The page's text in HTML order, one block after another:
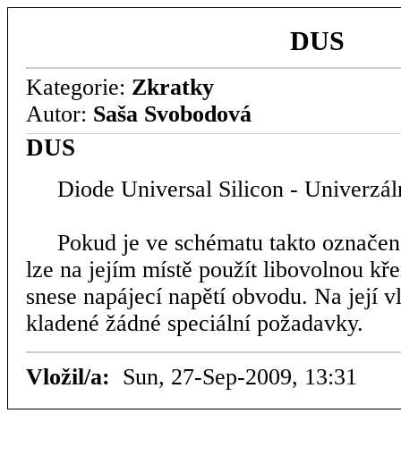
DUS
Kategorie: Zkratky
Autor: Saša Svobodová
DUS
Diode Universal Silicon -
Pokud je ve schématu takto
lze na jejím místě použít libovolnou
snese napájecí napětí obvodu. Na její
kladené žádné speciální požadavky.
Vložil/a: Sun, 27-Sep-2009, 13:31